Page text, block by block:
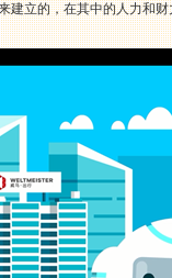
建立的，在其中的人力和